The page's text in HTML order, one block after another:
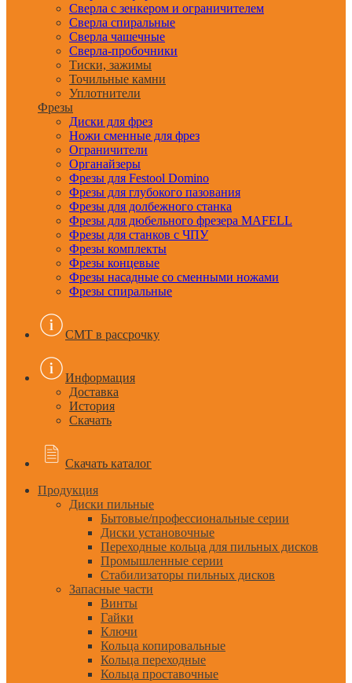
Сверла с зенкером и ограничителем
Сверла спиральные
Сверла чашечные
Сверла-пробочники
Тиски, зажимы
Точильные камни
Уплотнители
Фрезы
Диски для фрез
Ножи сменные для фрез
Ограничители
Органайзеры
Фрезы для Festool Domino
Фрезы для глубокого пазования
Фрезы для долбежного станка
Фрезы для дюбельного фрезера MAFELL
Фрезы для станков с ЧПУ
Фрезы комплекты
Фрезы концевые
Фрезы насадные со сменными ножами
Фрезы спиральные
CMT в рассрочку
Информация
Доставка
История
Скачать
Скачать каталог
Продукция
Диски пильные
Бытовые/профессиональные серии
Диски установочные
Переходные кольца для пильных дисков
Промышленные серии
Стабилизаторы пильных дисков
Запасные части
Винты
Гайки
Ключи
Кольца копировальные
Кольца переходные
Кольца проставочные